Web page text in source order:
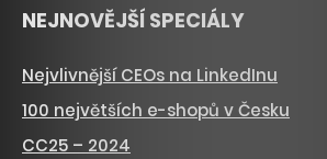
NEJNOVĚJŠÍ SPECIÁLY
Nejvlivnější CEOs na LinkedInu
100 největších e-shopů v Česku
CC25 – 2024